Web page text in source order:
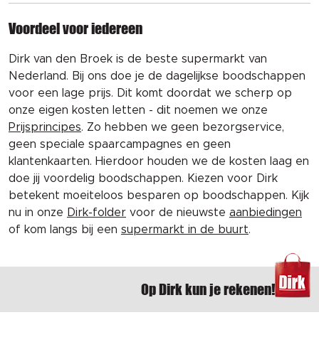
Voordeel voor iedereen
Dirk van den Broek is de beste supermarkt van
Nederland. Bij ons doe je de dagelijkse boodschappen
voor een lage prijs. Dit komt doordat we scherp op
onze eigen kosten letten - dit noemen we onze
Prijsprincipes. Zo hebben we geen bezorgservice,
geen speciale spaarcampagnes en geen
klantenkaarten. Hierdoor houden we de kosten laag en
doe jij voordelig boodschappen. Kiezen voor Dirk
betekent moeiteloos besparen op boodschappen. Kijk
nu in onze Dirk-folder voor de nieuwste aanbiedingen
of kom langs bij een supermarkt in de buurt.
Op Dirk kun je rekenen!